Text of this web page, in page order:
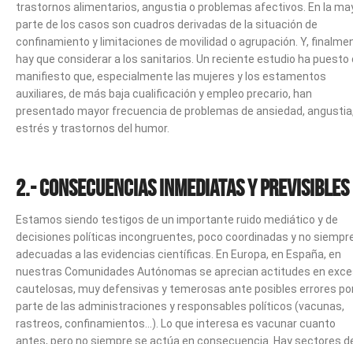
trastornos alimentarios, angustia o problemas afectivos. En la
parte de los casos son cuadros derivadas de la situación de
confinamiento y limitaciones de movilidad o agrupación. Y,
hay que considerar a los sanitarios. Un reciente estudio ha puesto
manifiesto que, especialmente las mujeres y los estamentos
auxiliares, de más baja cualificación y empleo precario, han
presentado mayor frecuencia de problemas de ansiedad,
estrés y trastornos del humor.
2.- Consecuencias inmediatas y previsibles
Estamos siendo testigos de un importante ruido mediático y de
decisiones políticas incongruentes, poco coordinadas y no
adecuadas a las evidencias científicas. En Europa, en España, en
nuestras Comunidades Autónomas se aprecian actitudes en
cautelosas, muy defensivas y temerosas ante posibles errores
parte de las administraciones y responsables políticos (vacunas,
rastreos, confinamientos…). Lo que interesa es vacunar cuanto
antes, pero no siempre se actúa en consecuencia. Hay sectores